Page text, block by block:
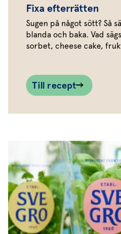
Fixa efterrätten
Sugen på något sött? Så
blanda och baka. Vad
sorbet, cheese cake,
Till recept